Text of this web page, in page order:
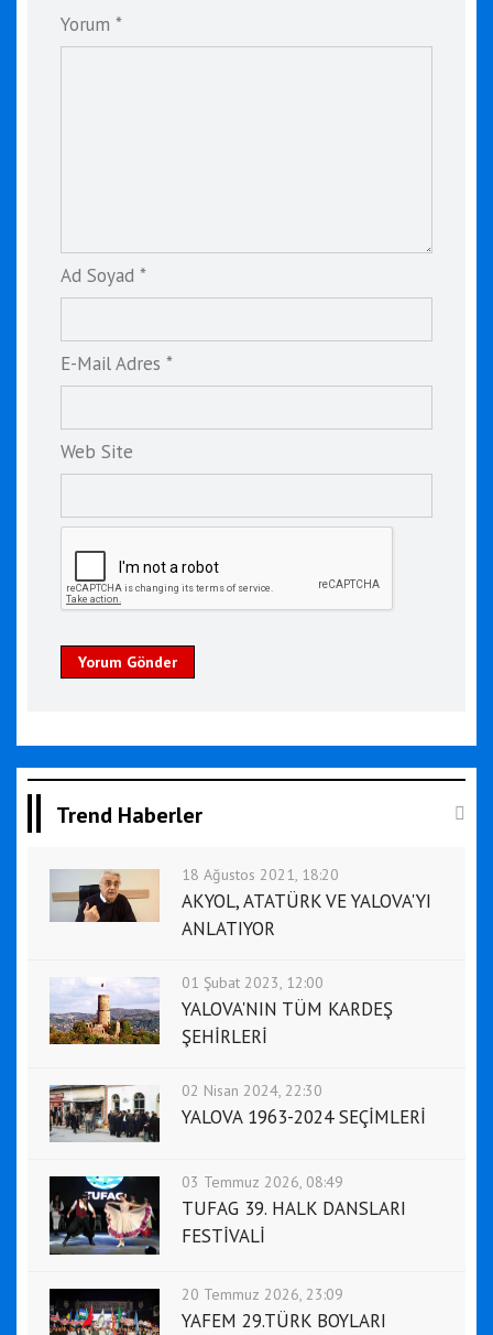
Yorum *
Ad Soyad *
E-Mail Adres *
Web Site
Yorum Gönder
Trend Haberler
18 Ağustos 2021, 18:20
AKYOL, ATATÜRK VE YALOVA'YI
ANLATIYOR
01 Şubat 2023, 12:00
YALOVA'NIN TÜM KARDEŞ
ŞEHİRLERİ
02 Nisan 2024, 22:30
YALOVA 1963-2024 SEÇİMLERİ
03 Temmuz 2026, 08:49
TUFAG 39. HALK DANSLARI
FESTİVALİ
20 Temmuz 2026, 23:09
YAFEM 29.TÜRK BOYLARI